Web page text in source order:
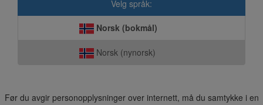
Velg språk:
Norsk (bokmål)
Norsk (nynorsk)
Før du avgir personopplysninger over internett, må du samtykke i en